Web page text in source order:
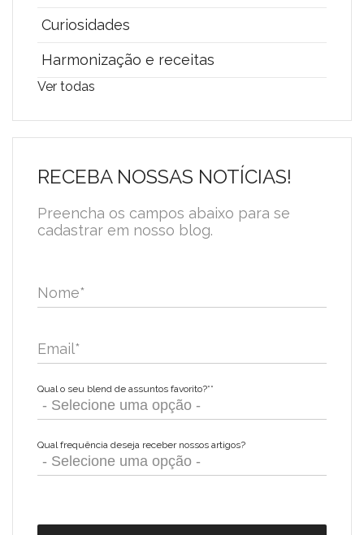
Curiosidades
Harmonização e receitas
Ver todas
RECEBA NOSSAS NOTÍCIAS!
Preencha os campos abaixo para se
cadastrar em nosso blog.
Nome*
Email*
Qual o seu blend de assuntos favorito?**
Qual frequência deseja receber nossos artigos?